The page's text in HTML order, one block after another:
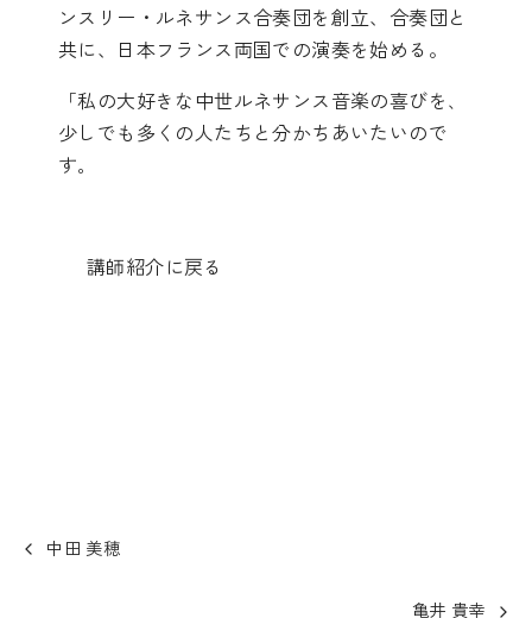
ンスリー・ルネサンス合奏団を創立、合奏団と
共に、日本フランス両国での演奏を始める。
「私の大好きな中世ルネサンス音楽の喜びを､
少しでも多くの人たちと分かちあいたいので
す｡
講師紹介に戻る
中田 美穂
亀井 貴幸